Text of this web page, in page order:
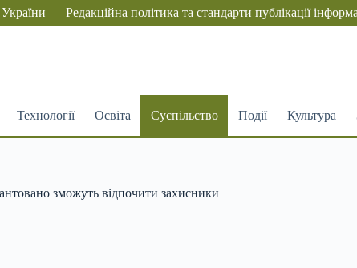
Редакційна політика та стандарти публікації
Технології Освіта Суспільство Події Культура
зможуть відпочити захисники